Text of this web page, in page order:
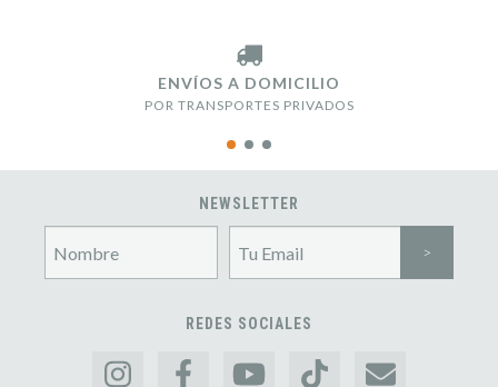
ENVÍOS A DOMICILIO
POR TRANSPORTES PRIVADOS
NEWSLETTER
REDES SOCIALES